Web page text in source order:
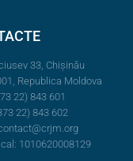
33, Chișinău
Republica Moldova
22) 843 601
22) 843 602
1010620008129